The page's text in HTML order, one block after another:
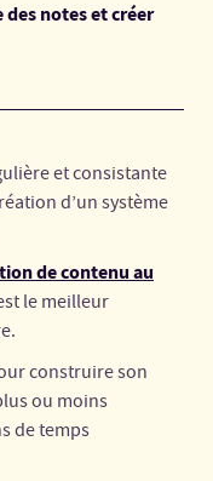
notes et créer
et consistante
d’un système
de contenu au
le meilleur
construire son
ou moins
de temps